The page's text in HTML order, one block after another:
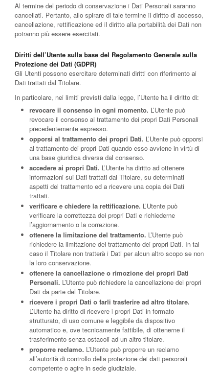
Al termine del periodo di conservazione i Dati Personali saranno
cancellati. Pertanto, allo spirare di tale termine il diritto di accesso,
cancellazione, rettificazione ed il diritto alla portabilità dei Dati non
potranno più essere esercitati.
Diritti dell’Utente sulla base del Regolamento Generale sulla
Protezione dei Dati (GDPR)
Gli Utenti possono esercitare determinati diritti con riferimento ai
Dati trattati dal Titolare.
In particolare, nei limiti previsti dalla legge, l’Utente ha il diritto di:
revocare il consenso in ogni momento. L’Utente può
revocare il consenso al trattamento dei propri Dati Personali
precedentemente espresso.
opporsi al trattamento dei propri Dati. L’Utente può opporsi
al trattamento dei propri Dati quando esso avviene in virtù di
una base giuridica diversa dal consenso.
accedere ai propri Dati. L’Utente ha diritto ad ottenere
informazioni sui Dati trattati dal Titolare, su determinati
aspetti del trattamento ed a ricevere una copia dei Dati
trattati.
verificare e chiedere la rettificazione. L’Utente può
verificare la correttezza dei propri Dati e richiederne
l’aggiornamento o la correzione.
ottenere la limitazione del trattamento. L’Utente può
richiedere la limitazione del trattamento dei propri Dati. In tal
caso il Titolare non tratterà i Dati per alcun altro scopo se non
la loro conservazione.
ottenere la cancellazione o rimozione dei propri Dati
Personali. L’Utente può richiedere la cancellazione dei propri
Dati da parte del Titolare.
ricevere i propri Dati o farli trasferire ad altro titolare.
L’Utente ha diritto di ricevere i propri Dati in formato
strutturato, di uso comune e leggibile da dispositivo
automatico e, ove tecnicamente fattibile, di ottenerne il
trasferimento senza ostacoli ad un altro titolare.
proporre reclamo. L’Utente può proporre un reclamo
all’autorità di controllo della protezione dei dati personali
competente o agire in sede giudiziale.